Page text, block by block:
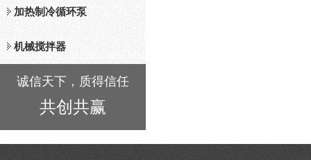
加热制冷循环泵
机械搅拌器
诚信天下，质得信任
共创共赢